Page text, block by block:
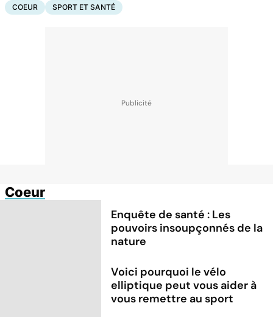
COEUR SPORT ET SANTÉ
Coeur
Enquête de santé : Les
pouvoirs insoupçonnés de la
nature
Voici pourquoi le vélo
elliptique peut vous aider à
vous remettre au sport